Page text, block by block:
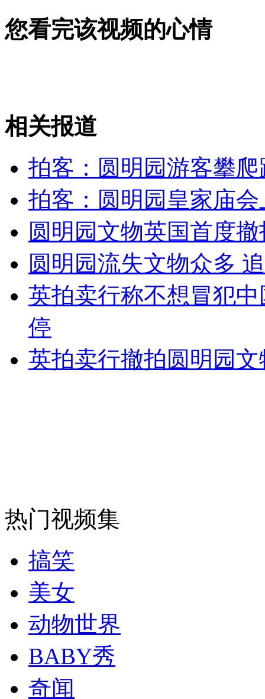
志愿者救灾要热忱更要理性
山西运城恶犬咬伤多人 警民合力深夜将其击毙
无痛分娩是否安全 医生回应
外交部：反对强权政治霸凌主义
外交部：有关国家言论片面不公正
安徽一实载49人客车翻车
司机酒驾遇交警 急速倒车逃窜
您看完该视频的心情
相关报道
拍客：圆明园游客攀
拍客：圆明园皇家庙
圆明园文物英国首度
圆明园流失文物众多
英拍卖行称不想冒犯
停
英拍卖行撤拍圆明园文
热门视频集
搞笑
美女
动物世界
BABY秀
奇闻